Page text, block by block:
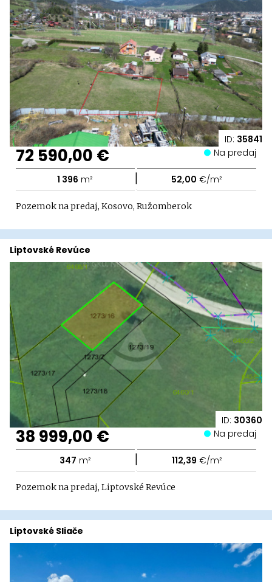
ID: 35841
72 590,00 € Na predaj
1 396 m² | 52,00 €/m²
Pozemok na predaj, Kosovo, Ružomberok
ID: 30360
Liptovské Revúce
38 999,00 € Na predaj
347 m² | 112,39 €/m²
Pozemok na predaj, Liptovské Revúce
Liptovské Sliače